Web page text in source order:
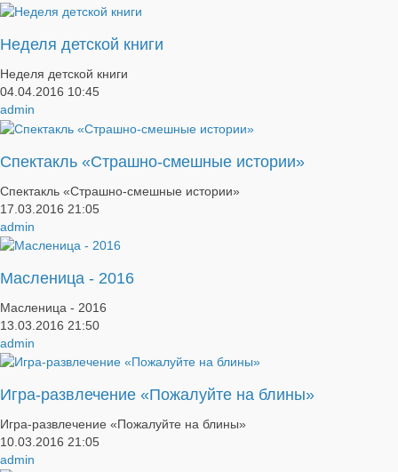
Неделя детской книги
Неделя детской книги
04.04.2016 10:45
admin
Спектакль «Страшно-смешные истории»
Спектакль «Страшно-смешные истории»
17.03.2016 21:05
admin
Масленица - 2016
Масленица - 2016
13.03.2016 21:50
admin
Игра-развлечение «Пожалуйте на блины»
Игра-развлечение «Пожалуйте на блины»
10.03.2016 21:05
admin